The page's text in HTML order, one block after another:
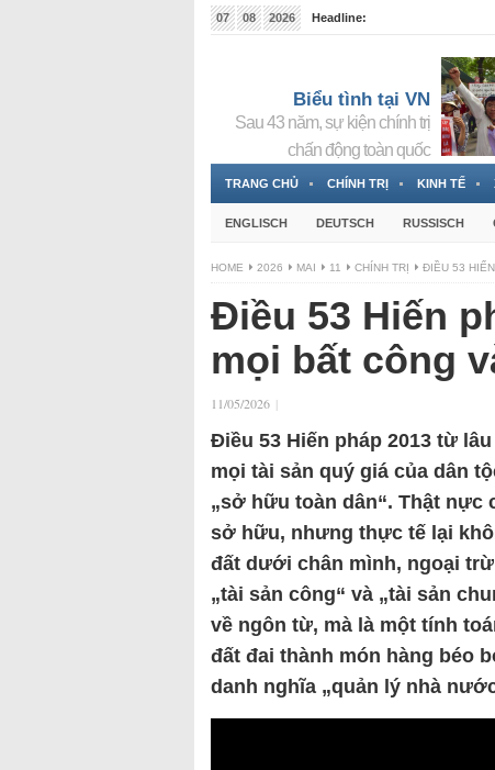
07 08 2026
Headline:
Biểu tình tại VN
Sau 43 năm, sự kiện chính trị
chấn động toàn quốc
TRANG CHỦ CHÍNH TRỊ KINH TẾ
ENGLISCH DEUTSCH RUSSISCH
HOME 2026 MAI 11 CHÍNH TRỊ ĐIỀU 53
Điều 53 Hiến
mọi bất công
11/05/2026 |
Điều 53 Hiến pháp 2013 từ
mọi tài sản quý giá của dân
„sở hữu toàn dân“. Thật
sở hữu, nhưng thực tế lại
đất dưới chân mình, ngoại
„tài sản công“ và „tài sản
về ngôn từ, mà là một tính
đất đai thành món hàng béo
danh nghĩa „quản lý nhà